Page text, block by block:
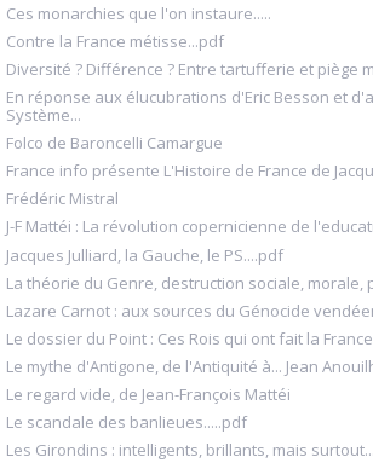
Ces monarchies que l'on instaure.....
Contre la France métisse...pdf
Diversité ? Différence ? Entre tartufferie et piège
En réponse aux élucubrations d'Eric Besson et
Système...
Folco de Baroncelli Camargue
France info présente L'Histoire de France de
Frédéric Mistral
J-F Mattéi : La révolution copernicienne de
Jacques Julliard, la Gauche, le PS....pdf
La théorie du Genre, destruction sociale, morale,
Lazare Carnot : aux sources du Génocide
Le dossier du Point : Ces Rois qui ont fait la
Le mythe d'Antigone, de l'Antiquité à... Jean
Le regard vide, de Jean-François Mattéi
Le scandale des banlieues.....pdf
Les Girondins : intelligents, brillants, mais